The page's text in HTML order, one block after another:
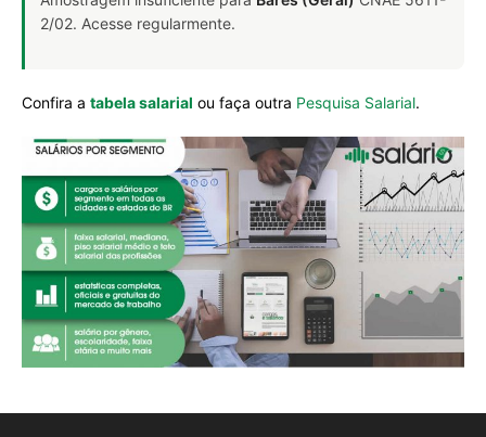
2/02. Acesse regularmente.
Confira a tabela salarial ou faça outra Pesquisa Salarial.